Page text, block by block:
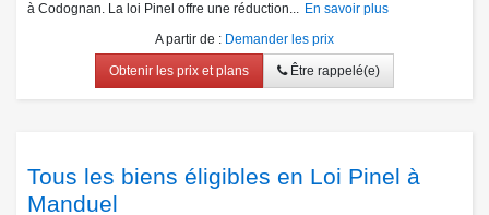
à Codognan. La loi Pinel offre une réduction...
En savoir plus
A partir de : Demander les prix
Obtenir les prix et plans Être rappelé(e)
Tous les biens éligibles en Loi Pinel à
Manduel